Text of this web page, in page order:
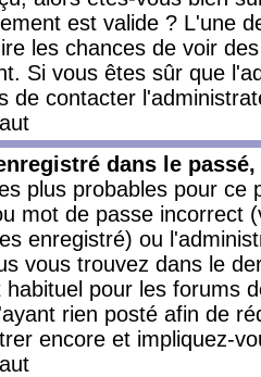
est valide ? L'une
les chances de voir
Si vous êtes sûr que
de contacter
dans le
plus probables pour
mot de passe incorrect
enregistré) ou
vous trouvez dans le
habituel pour les forums
rien posté afin de
encore et impliquez-